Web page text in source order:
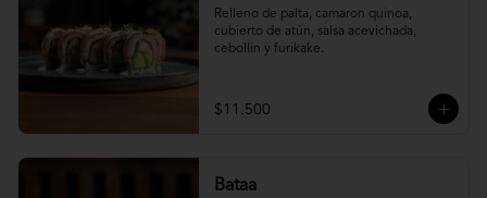
Relleno de palta, camaron quinoa,
cubierto de atún, salsa acevichada,
cebollin y furikake.
$11.500
Bataa